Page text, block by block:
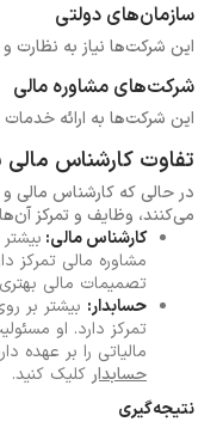
سازمان‌های دولتی
این شرکت‌ها نیاز به نظارت
شرکت‌های مشاوره مالی
این شرکت‌ها به ارائه
تفاوت کارشناس
در حالی که کارشناس مالی و
می‌کنند، وظایف و تمرکز
کارشناس مالی:
مشاوره مالی تمرکز
تصمیمات مالی بهتری
حسابدار: بیشتر بر
تمرکز دارد. او
مالیاتی را بر عهده
حسابدار کلیک کنید.
نتیجه‌گیری